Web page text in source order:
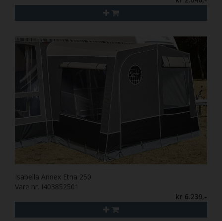
Isabella Annex Etna 250
Vare nr. I403852501
kr 6.239,-